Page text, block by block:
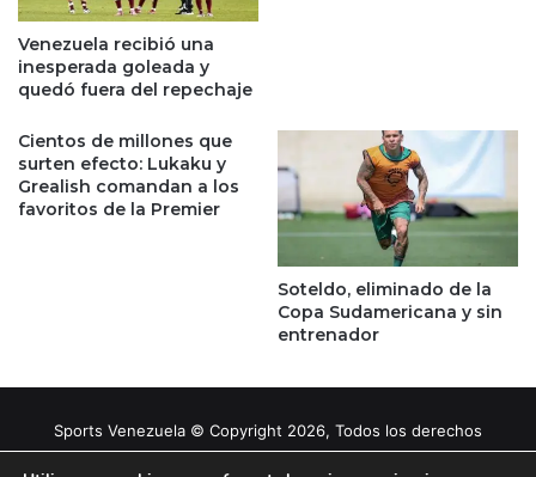
Venezuela recibió una
inesperada goleada y
quedó fuera del repechaje
Cientos de millones que
surten efecto: Lukaku y
Grealish comandan a los
favoritos de la Premier
Soteldo, eliminado de la
Copa Sudamericana y sin
entrenador
Sports Venezuela © Copyright 2026, Todos los derechos